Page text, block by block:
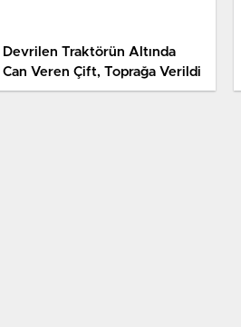
Devrilen Traktörün Altında
Can Veren Çift, Toprağa Verildi